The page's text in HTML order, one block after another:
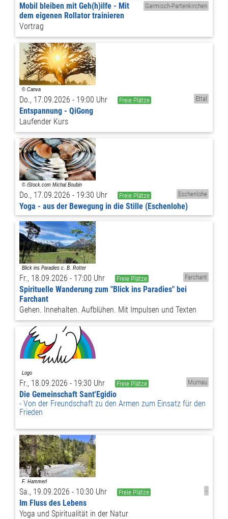
Garmisch-Partenkirchen
Mobil bleiben mit Geh(h)ilfe - Mit
dem eigenen Rollator trainieren
Vortrag
Do., 17.09.2026 - 19:00 Uhr Freie Plätze Ettal
Entspannung - QiGong
Laufender Kurs
Do., 17.09.2026 - 19:30 Uhr Freie Plätze Eschenlohe
Yoga - aus der Bewegung in die Stille (Eschenlohe)
Fr., 18.09.2026 - 17:00 Uhr Freie Plätze Farchant
Spirituelle Wanderung zum "Blick ins Paradies" bei
Farchant
Gehen. Innehalten. Aufblühen. Mit Impulsen und Texten
Fr., 18.09.2026 - 19:30 Uhr Freie Plätze Murnau
Die Gemeinschaft Sant'Egidio
Von der Freundschaft zu den Armen zum Einsatz für den
Frieden
Sa., 19.09.2026 - 10:30 Uhr Freie Plätze -
Im Fluss des Lebens
Yoga und Spiritualität in der Natur